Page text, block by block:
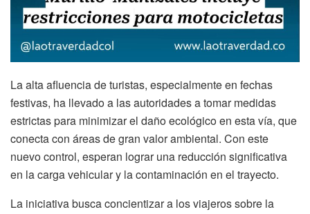
La alta afluencia de turistas, especialmente en fechas
festivas, ha llevado a las autoridades a tomar medidas
estrictas para minimizar el daño ecológico en esta vía, que
conecta con áreas de gran valor ambiental. Con este
nuevo control, esperan lograr una reducción significativa
en la carga vehicular y la contaminación en el trayecto.
La iniciativa busca concientizar a los viajeros sobre la